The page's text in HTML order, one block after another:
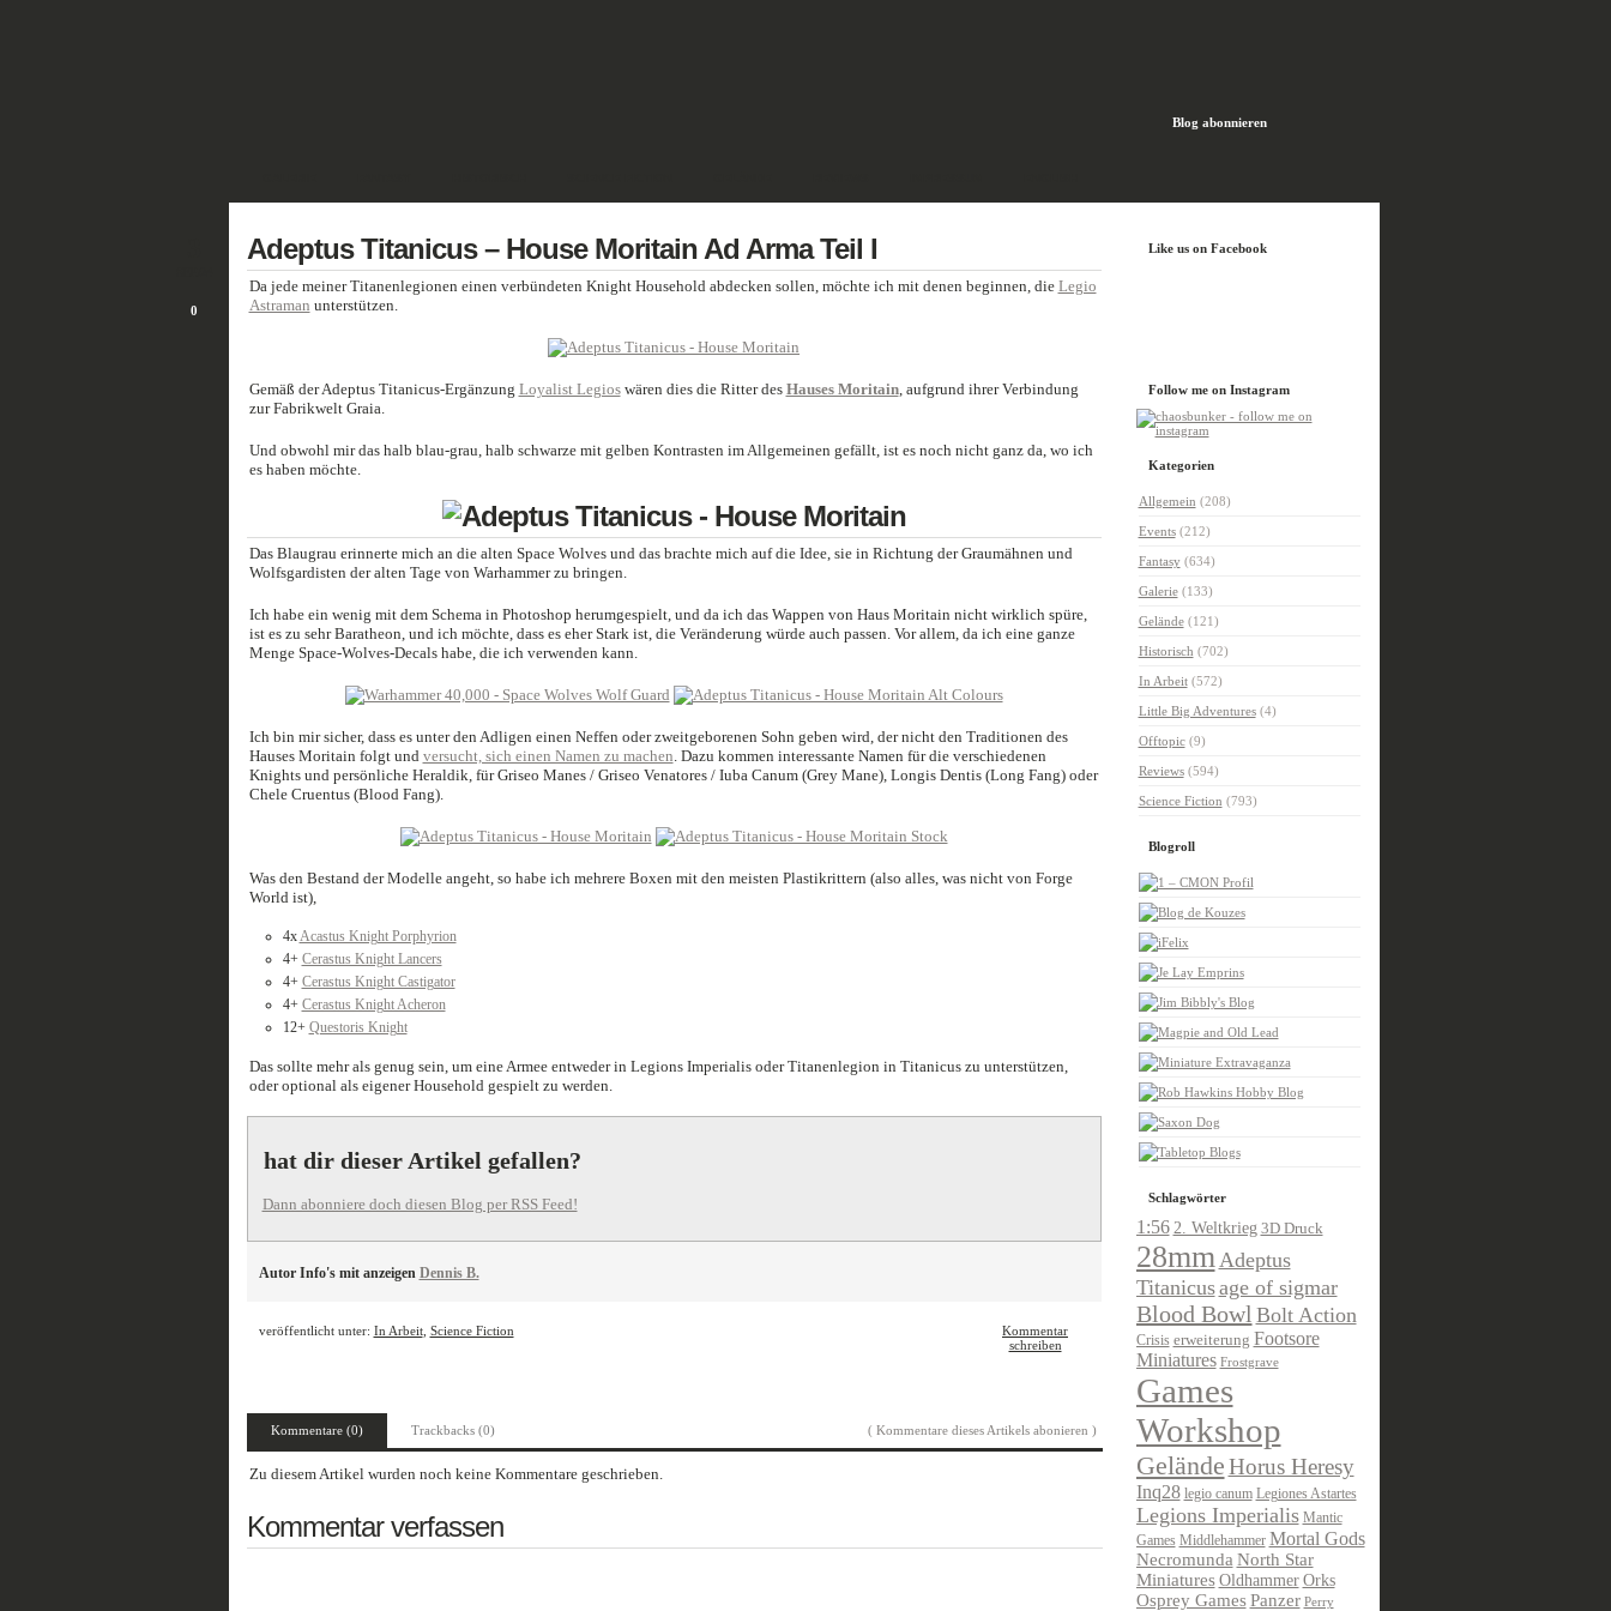
Blog abonnieren
0
Adeptus Titanicus – House Moritain Ad Arma Teil I
Da jede meiner Titanenlegionen einen verbündeten Knight Household abdecken sollen, möchte ich mit denen beginnen, die Legio
Astraman unterstützen.
Gemäß der Adeptus Titanicus-Ergänzung Loyalist Legioswären dies die Ritter des Hauses Moritain, aufgrund ihrer Verbindung
zur Fabrikwelt Graia.
Und obwohl mir das halb blau-grau, halb schwarze mit gelben Kontrasten im Allgemeinen gefällt, ist es noch nicht ganz da, wo ich
es haben möchte.
Das Blaugrau erinnerte mich an die alten Space Wolves und das brachte mich auf die Idee, sie in Richtung der Graumähnen und
Wolfsgardisten der alten Tage von Warhammer zu bringen.
Ich habe ein wenig mit dem Schema in Photoshop herumgespielt, und da ich das Wappen von Haus Moritain nicht wirklich spüre,
ist es zu sehr Baratheon, und ich möchte, dass es eher Stark ist, die Veränderung würde auch passen. Vor allem, da ich eine ganze
Menge Space-Wolves-Decals habe, die ich verwenden kann.
Ich bin mir sicher, dass es unter den Adligen einen Neffen oder zweitgeborenen Sohn geben wird, der nicht den Traditionen des
Hauses Moritain folgt und versucht, sich einen Namen zu machen. Dazu kommen interessante Namen für die verschiedenen
Knights und persönliche Heraldik, für Griseo Manes / Griseo Venatores / Iuba Canum (Grey Mane), Longis Dentis (Long Fang) oder
Chele Cruentus (Blood Fang).
Was den Bestand der Modelle angeht, so habe ich mehrere Boxen mit den meisten Plastikrittern (also alles, was nicht von Forge
World ist),
4xAcastus Knight Porphyrion
4+ Cerastus Knight Lancers
4+ Cerastus Knight Castigator
4+ Cerastus Knight Acheron
12+ Questoris Knight
Das sollte mehr als genug sein, um eine Armee entweder in Legions Imperialis oder Titanenlegion in Titanicus zu unterstützen,
oder optional als eigener Household gespielt zu werden.
hat dir dieser Artikel gefallen?
Dann abonniere doch diesen Blog per RSS Feed!
Autor Info's mit anzeigen Dennis B.
veröffentlicht unter: In Arbeit, Science Fiction
Kommentar
schreiben
Kommentare (0) Trackbacks (0) ( Kommentare dieses Artikels abonieren )
Zu diesem Artikel wurden noch keine Kommentare geschrieben.
Kommentar verfassen
Like us on Facebook
Follow me on Instagram
Kategorien
Allgemein (208)
Events(212)
Fantasy(634)
Galerie(133)
Gelände(121)
Historisch (702)
In Arbeit(572)
Little Big Adventures(4)
Offtopic(9)
Reviews(594)
Science Fiction (793)
Blogroll
Schlagwörter
1:56 2. Weltkrieg 3D Druck
28mmAdeptus
Titanicusage of sigmar
Blood Bowl Bolt Action
Crisis erweiterung Footsore
Miniatures Frostgrave
Games
Workshop
GeländeHorus Heresy
Inq28 legio canum Legiones Astartes
Legions Imperialis Mantic
Games Middlehammer Mortal Gods
Necromunda North Star
Miniatures Oldhammer Orks
Osprey Games Panzer Perry